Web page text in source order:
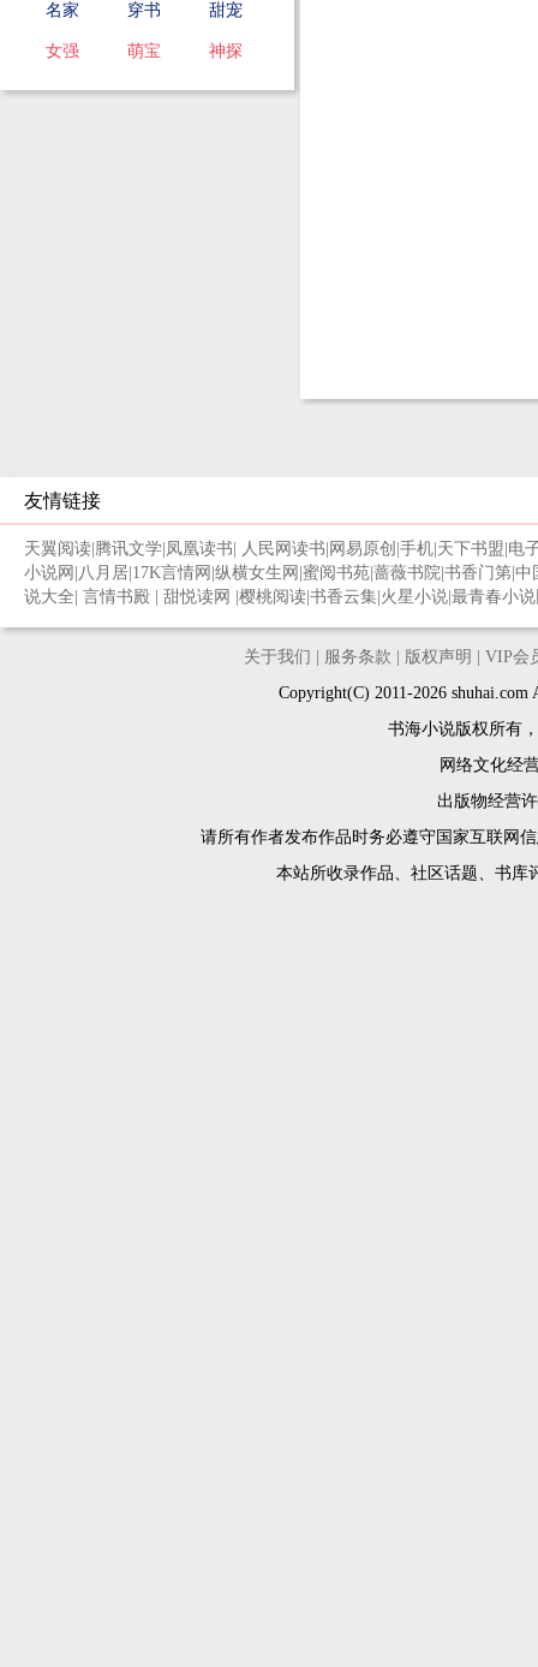
名家 穿书 甜宠
女强 萌宝 神探
友情链接
天翼阅读 腾讯文学 凤凰读书 人民网读书 网易原创 手机 天下书盟 电
小说网 八月居 17K言情网 纵横女生网 蜜阅书苑 蔷薇书院 书香门第 中
说大全 言情书殿 甜悦读网 樱桃阅读 书香云集 火星小说 最青春小
关于我们 服务条款 版权声明
VIP会
Copyright(C) 2011-2026
书海小说版权所有
网络文化经
出版物经营
请所有作者发布作品时务必遵守国家互联网
本站所收录作品、社区话题、书库